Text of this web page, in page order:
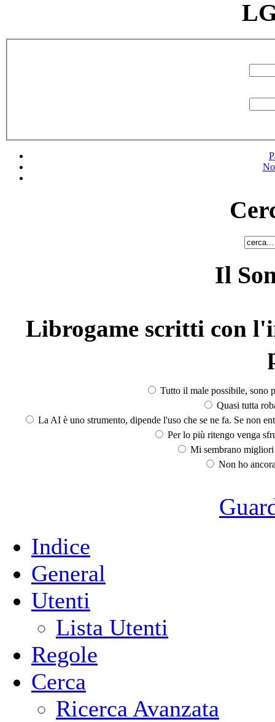
Il
Librogame scritti con
Tutto il male possibile, sono
Quasi tutta
La AI è uno strumento, dipende l'uso che se ne fa. Se non
Per lo più ritengo venga
Mi sembrano
Non ho
Indice
General
Utenti
Lista Utenti
Regole
Cerca
Ricerca Avanzata